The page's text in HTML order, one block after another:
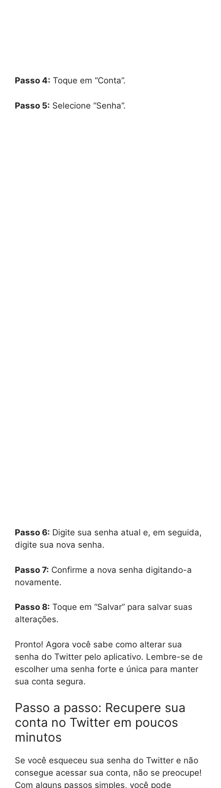
Passo 4: Toque em “Conta”.
Passo 5: Selecione “Senha”.
Passo 6: Digite sua senha atual e, em seguida,
digite sua nova senha.
Passo 7: Confirme a nova senha digitando-a
novamente.
Passo 8: Toque em “Salvar” para salvar suas
alterações.
Pronto! Agora você sabe como alterar sua
senha do Twitter pelo aplicativo. Lembre-se de
escolher uma senha forte e única para manter
sua conta segura.
Passo a passo: Recupere sua
conta no Twitter em poucos
minutos
Se você esqueceu sua senha do Twitter e não
consegue acessar sua conta, não se preocupe!
Com alguns passos simples, você pode